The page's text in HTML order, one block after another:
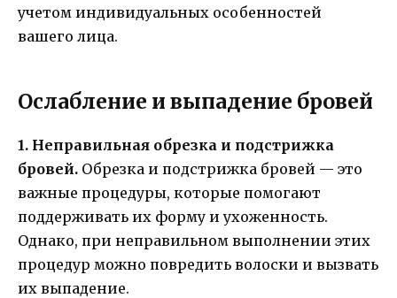
учетом индивидуальных особенностей
вашего лица.
Ослабление и выпадение бровей
1. Неправильная обрезка и подстрижка
бровей. Обрезка и подстрижка бровей — это
важные процедуры, которые помогают
поддерживать их форму и ухоженность.
Однако, при неправильном выполнении этих
процедур можно повредить волоски и вызвать
их выпадение.